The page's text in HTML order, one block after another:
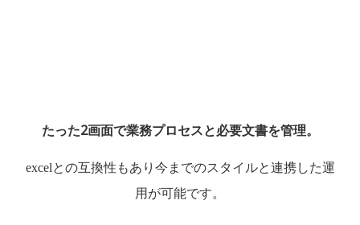
たった2画面で業務プロセスと必要文書を管理。
excelとの互換性もあり今までのスタイルと連携した運
用が可能です。